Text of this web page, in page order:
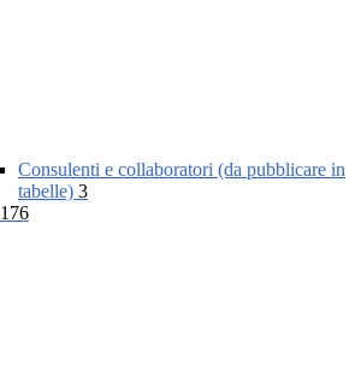
Consulenti e collaboratori (da pubblicare in
tabelle) 3
176